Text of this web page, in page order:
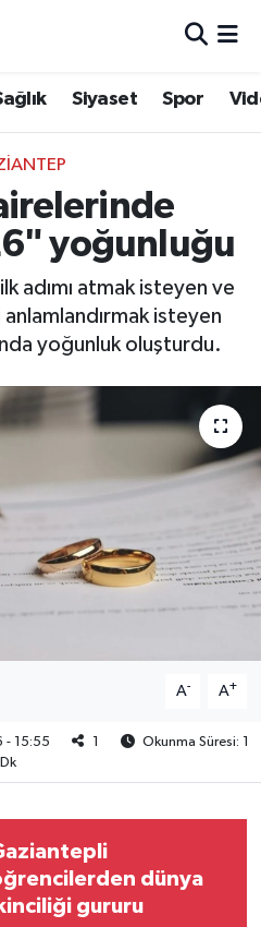
Siyaset Spor
yoğunluğu
adımı atmak isteyen ve
isteyen
yoğunluk oluşturdu.
A- A+
15:55 1
Okunma Süresi: 1
Dk
dünya
gururu